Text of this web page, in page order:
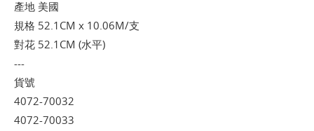
產地 美國
規格 52.1CM x 10.06M/支
對花 52.1CM (水平)
---
貨號
4072-70032
4072-70033